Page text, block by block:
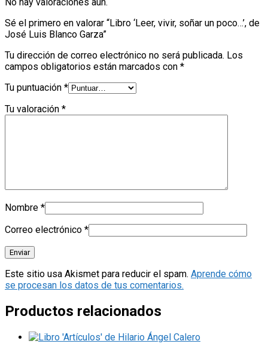
No hay valoraciones aún.
Sé el primero en valorar “Libro ‘Leer, vivir, soñar un poco…’, de
José Luis Blanco Garza”
Tu dirección de correo electrónico no será publicada. Los
campos obligatorios están marcados con *
Tu puntuación *
Tu valoración *
Nombre *
Correo electrónico *
Este sitio usa Akismet para reducir el spam. Aprende cómo
se procesan los datos de tus comentarios.
Productos relacionados